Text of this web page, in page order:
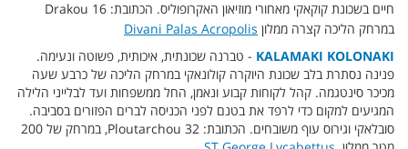
חיים
בשכונת קוקאקי מאחורי מוזיאון האקרופוליס. הכתובת: Drakou 16
במרחק הליכה קצרה ממלון Divani Palas Acropolis
KALAMAKI KOLONAKI - טברנה שכונתית, איכותית, פשוטה ונעימה.
פנינה נסתרת בלב שכונת היוקרה קולונאקי במרחק הליכה של כרבע שעה
מכיכר סינטגמה. קהל לקוחות קבוע ונאמן, החל ממשפחות ועד לבלייני הלילה
המגיעים למקום כדי לרפד את בטנם לפני הכניסה לברים הפזורים בסביבה.
סובלאקי וגירוס עוף משובחים. הכתובת: Ploutarchou 32, במרחק של 200